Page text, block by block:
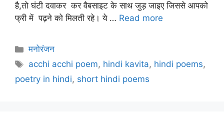
है,तो घंटी दवाकर कर वैबसाइट के साथ जुड़ जाइए जिससे आपको
फ्री में पढ़ने को मिलती रहे। ये … Read more
Categories
मनोरंजन
Tags
acchi acchi poem, hindi kavita, hindi poems,
poetry in hindi, short hindi poems